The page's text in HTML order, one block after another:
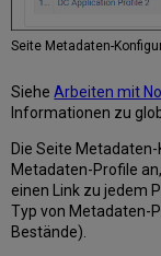
Konfiguration
anderer
der
Andere
Arbeiten
mit
UNIMARC-
Seite Metadaten-
SieheArbeiten mit
Informationen zu
Die Seite
Metadaten-Profile
einen Link zu jedem
Typ von Metadaten-
Bestände).